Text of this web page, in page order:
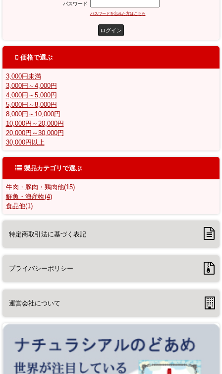
パスワード
パスワードを忘れた方はこちら
価格で選ぶ
3,000円未満
3,000円～4,000円
4,000円～5,000円
5,000円～8,000円
8,000円～10,000円
10,000円～20,000円
20,000円～30,000円
30,000円以上
製品カテゴリで選ぶ
牛肉・豚肉・鶏肉他(15)
鮮魚・海産物(4)
食品他(1)
特定商取引法に基づく表記
プライバシーポリシー
運営会社について